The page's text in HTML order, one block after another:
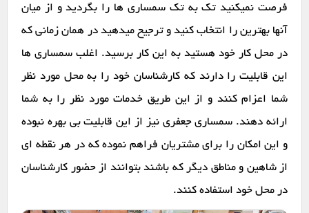
فرصت نمیکنید تک به تک سمساری ها را بگردید و از میان
آنها بهترین را انتخاب کنید و ترجیح میدهید در همان زمانی که
در محل کار خود هستید به این کار برسید. اغلب سمساری ها
این قابلیت را دارند که کارشناسان خود را به محل مورد نظر
شما اعزام کنند و از این طریق خدمات مورد نظر را به شما
ارائه دهند. سمساری جعفری نیز از این قابلیت بی بهره نبوده
و این امکان را برای مشتریان فراهم نموده که در هر نقطه ای
از شاهین و مناطق دیگر که باشند بتوانند از حضور کارشناسان
در محل خود استفاده کنند.